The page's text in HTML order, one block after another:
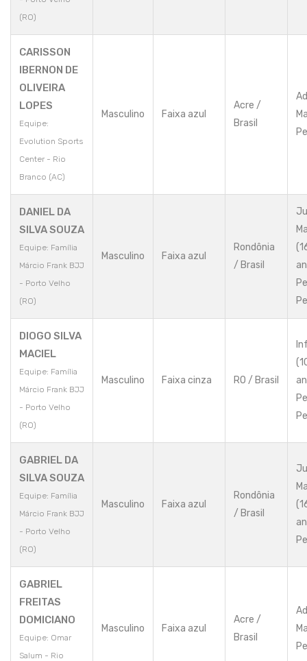
(RO)
CARISSON
IBERNON DE
OLIVEIRA
LOPES
Equipe:
Evolution Sports
Center - Rio
Branco (AC)
Masculino Faixa azul
Acre /
Brasil
DANIEL DA
SILVA SOUZA
Equipe: Família
Márcio Frank BJJ
- Porto Velho
(RO)
Masculino Faixa azul
Rondônia
/ Brasil
DIOGO SILVA
MACIEL
Equipe: Família
Márcio Frank BJJ
- Porto Velho
(RO)
Masculino Faixa cinza RO / Brasil
GABRIEL DA
SILVA SOUZA
Equipe: Família
Márcio Frank BJJ
- Porto Velho
(RO)
Masculino Faixa azul
Rondônia
/ Brasil
GABRIEL
FREITAS
DOMICIANO
Equipe: Omar
Salum - Rio
Masculino Faixa azul
Acre /
Brasil